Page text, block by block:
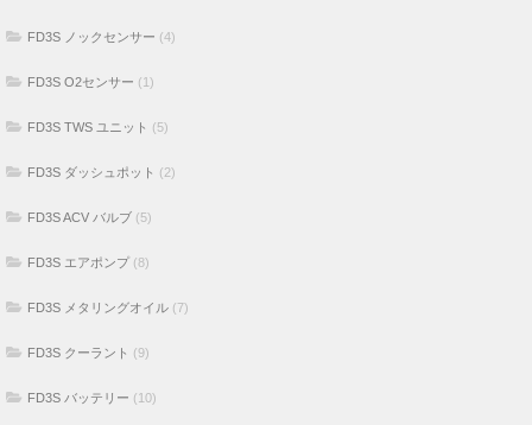
FD3S ノックセンサー (4)
FD3S O2センサー (1)
FD3S TWS ユニット (5)
FD3S ダッシュポット (2)
FD3S ACV バルブ (5)
FD3S エアポンプ (8)
FD3S メタリングオイル (7)
FD3S クーラント (9)
FD3S バッテリー (10)